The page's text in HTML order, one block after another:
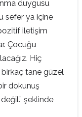
duygusu
sefer ya içine
iletişim
Çocuğu
Hiç
tane güzel
dokunuş
şeklinde